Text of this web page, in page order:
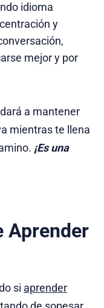
idioma
y
mejor y por
a mantener
mientras te llena
¡Es una
Aprender
si aprender